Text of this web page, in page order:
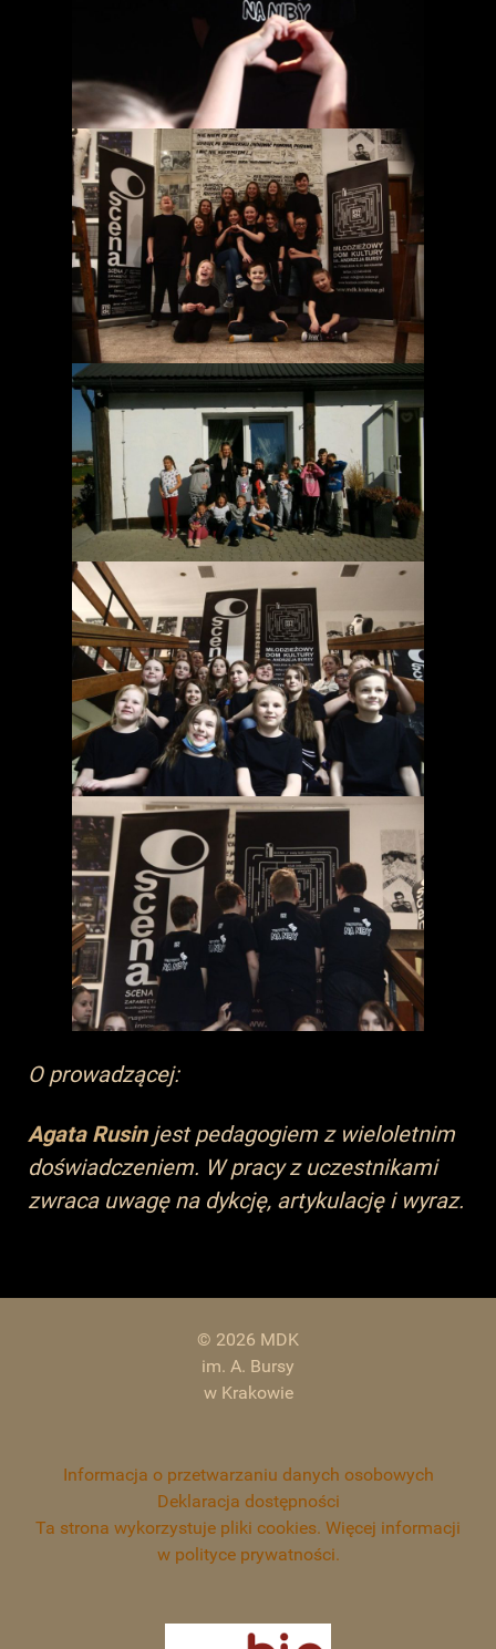
O prowadzącej:
Agata Rusinjest pedagogiem z wieloletnim
doświadczeniem. W pracy z uczestnikami
zwraca uwagę na dykcję, artykulację i wyraz.
© 2026 MDK
im. A. Bursy
w Krakowie
Informacja o przetwarzaniu danych osobowych
Deklaracja dostępności
Ta strona wykorzystuje pliki cookies. Więcej informacji
w polityce prywatności.